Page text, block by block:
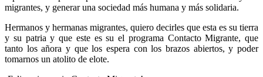
migrantes, y generar una sociedad más humana y más solidaria.
Hermanos y hermanas migrantes, quiero decirles que esta es su tierra
y su patria y que este es su el programa Contacto Migrante, que
tanto los añora y que los espera con los brazos abiertos, y poder
tomarnos un atolito de elote.